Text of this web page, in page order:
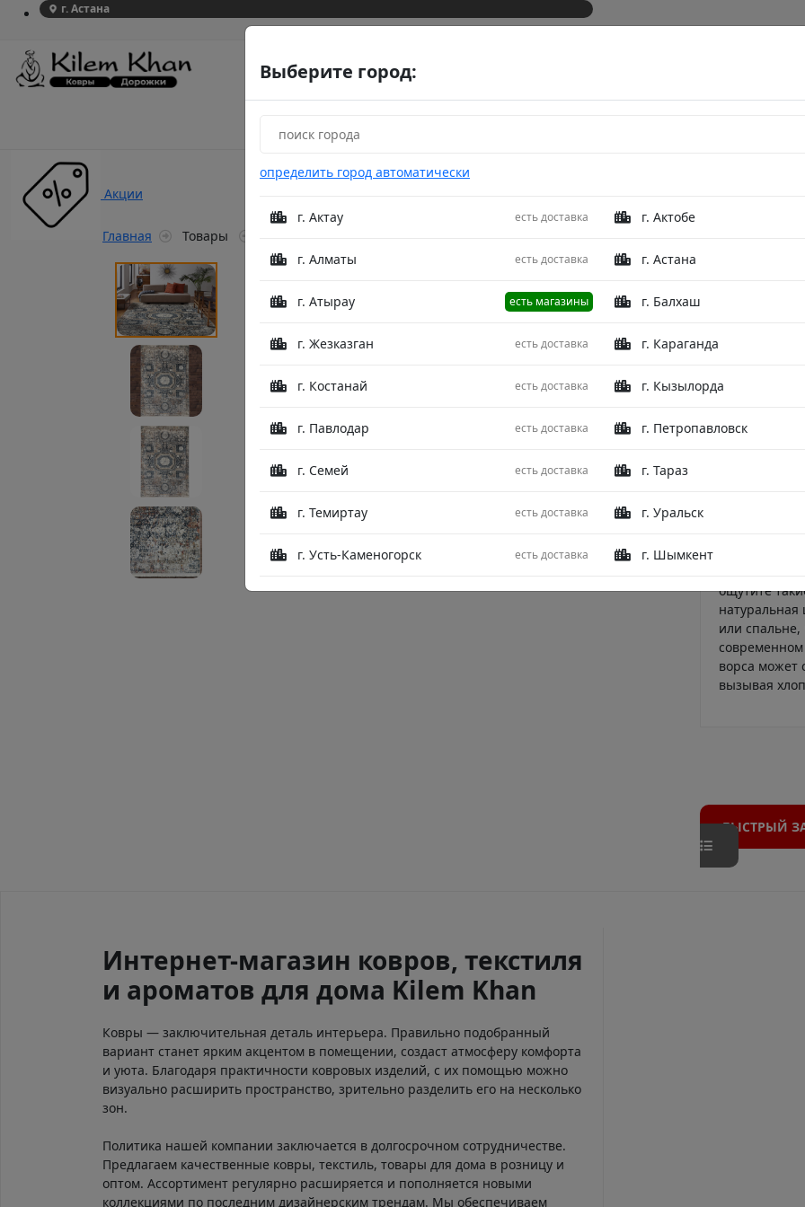
Выберите город:
определить город автоматически
г. Актау есть доставка г. Актобе
г. Алматы есть доставка г. Астана
г. Атырау есть магазины г. Балхаш
г. Жезказган есть доставка г. Караганда
г. Костанай есть доставка г. Кызылорда
г. Павлодар есть доставка г. Петропавловск
г. Семей есть доставка г. Тараз
г. Темиртау есть доставка г. Уральск
г. Усть-Каменогорск есть доставка г. Шымкент
г. Астана
Акции
Главная Товары
Aqua
Описание
Коллекция:
Описание -
из-за
решения
сотканы
Ковры
ощутите
натуральная
или
ворса может
вызывая
БЫСТРЫЙ
Интернет-магазин ковров, текстиля
и ароматов для дома Kilem Khan
Ковры — заключительная деталь интерьера. Правильно подобранный
вариант станет ярким акцентом в помещении, создаст атмосферу комфорта
и уюта. Благодаря практичности ковровых изделий, с их помощью можно
визуально расширить пространство, зрительно разделить его на несколько
зон.
Политика нашей компании заключается в долгосрочном сотрудничестве.
Предлагаем качественные ковры, текстиль, товары для дома в розницу и
оптом. Ассортимент регулярно расширяется и пополняется новыми
коллекциями по последним дизайнерским трендам. Мы обеспечиваем